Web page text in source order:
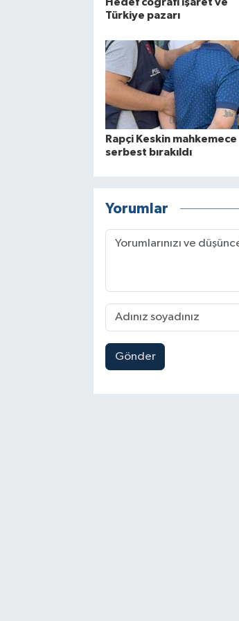
Hedef coğrafi işaret ve
Türkiye pazarı
Rapçi Keskin mahkemece
serbest bırakıldı
Yorumlar
Gönder